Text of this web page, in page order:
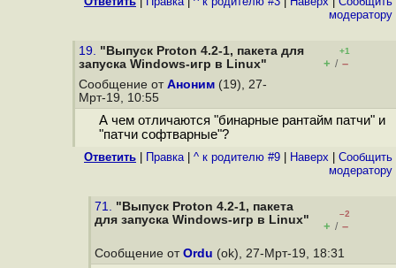
модератору
19. "Выпуск Proton 4.2-1, пакета для
запуска Windows-игр в Linux"
+1
+ / –
Сообщение от Аноним (19), 27-
Мрт-19, 10:55
А чем отличаются "бинарные рантайм патчи" и
"патчи софтварные"?
Ответить Правка| ^ к родителю #9 Наверх
Cообщить
модератору
71. "Выпуск Proton 4.2-1, пакета
для запуска Windows-игр в Linux"
–2
+ / –
Сообщение от Ordu (ok), 27-Мрт-19, 18:31